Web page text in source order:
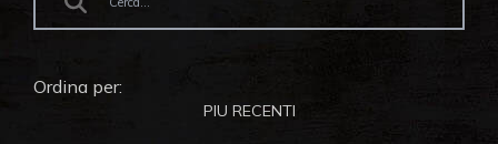
Ordina per:
PIU RECENTI